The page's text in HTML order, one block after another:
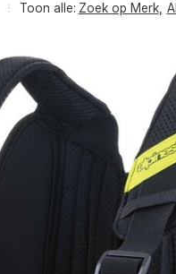
Toon alle: Zoek op Merk,